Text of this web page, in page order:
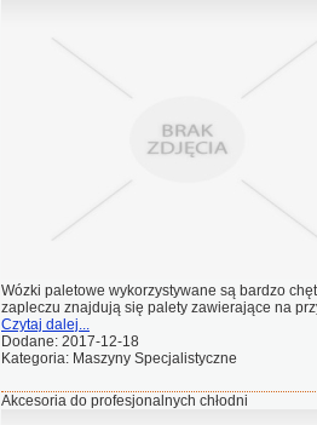
Wózki paletowe wykorzystywane są bardzo
zapleczu znajdują się palety zawierające na
Czytaj dalej...
Dodane: 2017-12-18
Kategoria: Maszyny Specjalistyczne
Akcesoria do profesjonalnych chłodni